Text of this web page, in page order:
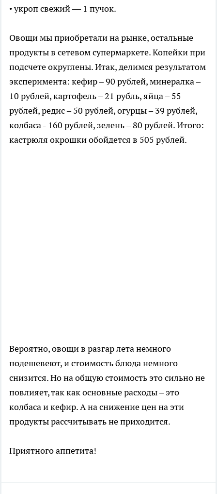
• укроп свежий — 1 пучок.
Овощи мы приобретали на рынке, остальные
продукты в сетевом супермаркете. Копейки при
подсчете округлены. Итак, делимся результатом
эксперимента: кефир – 90 рублей, минералка –
10 рублей, картофель – 21 рубль, яйца – 55
рублей, редис – 50 рублей, огурцы – 39 рублей,
колбаса - 160 рублей, зелень – 80 рублей. Итого:
кастрюля окрошки обойдется в 505 рублей.
Вероятно, овощи в разгар лета немного
подешевеют, и стоимость блюда немного
снизится. Но на общую стоимость это сильно не
повлияет, так как основные расходы – это
колбаса и кефир. А на снижение цен на эти
продукты рассчитывать не приходится.
Приятного аппетита!